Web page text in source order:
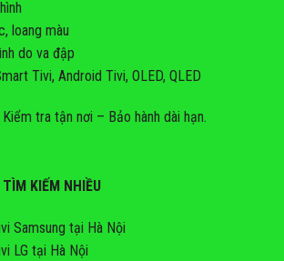
loang màu
do va đập
Tivi, Android Tivi, OLED, QLED
Kiểm tra tận nơi – Bảo hành dài hạn.
KIẾM NHIỀU
Samsung tại Hà Nội
LG tại Hà Nội